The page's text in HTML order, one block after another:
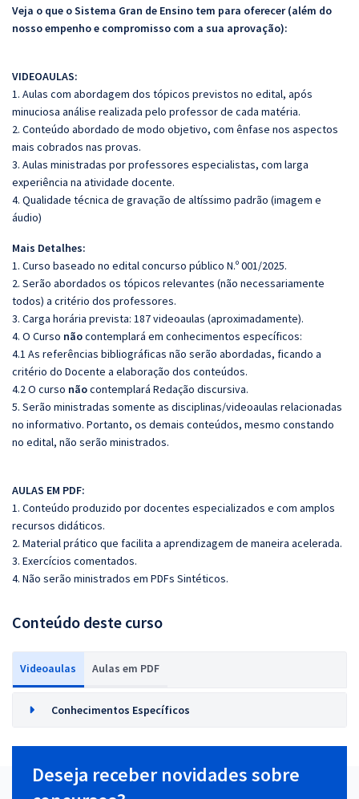
Veja o que o Sistema Gran de Ensino tem para oferecer (além do
nosso empenho e compromisso com a sua aprovação):
VIDEOAULAS:
1. Aulas com abordagem dos tópicos previstos no edital, após
minuciosa análise realizada pelo professor de cada matéria.
2. Conteúdo abordado de modo objetivo, com ênfase nos aspectos
mais cobrados nas provas.
3. Aulas ministradas por professores especialistas, com larga
experiência na atividade docente.
4. Qualidade técnica de gravação de altíssimo padrão (imagem e
áudio)
Mais Detalhes:
1. Curso baseado no edital concurso público N.º 001/2025.
2. Serão abordados os tópicos relevantes (não necessariamente
todos) a critério dos professores.
3. Carga horária prevista: 187 videoaulas (aproximadamente).
4. O Curso nãocontemplará em conhecimentos específicos:
4.1 As referências bibliográficas não serão abordadas, ficando a
critério do Docente a elaboração dos conteúdos.
4.2 O curso nãocontemplará Redação discursiva.
5. Serão ministradas somente as disciplinas/videoaulas relacionadas
no informativo. Portanto, os demais conteúdos, mesmo constando
no edital, não serão ministrados.
AULAS EM PDF:
1. Conteúdo produzido por docentes especializados e com amplos
recursos didáticos.
2. Material prático que facilita a aprendizagem de maneira acelerada.
3. Exercícios comentados.
4. Não serão ministrados em PDFs Sintéticos.
Conteúdo deste curso
Videoaulas Aulas em PDF
Conhecimentos Específicos
Deseja receber novidades sobre